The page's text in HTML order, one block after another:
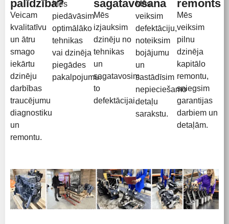
palīdzība?
Veicam
kvalitatīvu
un ātru
smago
iekārtu
dzinēju
darbības
traucējumu
diagnostiku
un
remontu.
Mēs
piedāvāsim
optimālāko
tehnikas
vai dzinēja
piegādes
pakalpojumu.
sagatavošana
Mēs
izjauksim
dzinēju no
tehnikas
un
sagatavosim
to
defektācijai.
Mēs
veiksim
defektāciju,
noteiksim
bojājumu
un
sastādīsim
nepieciešamo
detaļu
sarakstu.
remonts
Mēs
veiksim
pilnu
dzinēja
kapitālo
remontu,
sniegsim
garantijas
darbiem un
detaļām.